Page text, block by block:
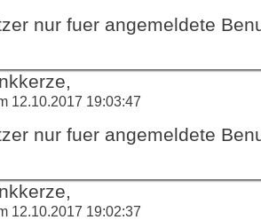
nur fuer angemeldete
12.10.2017 19:03:47
nur fuer angemeldete
12.10.2017 19:02:37